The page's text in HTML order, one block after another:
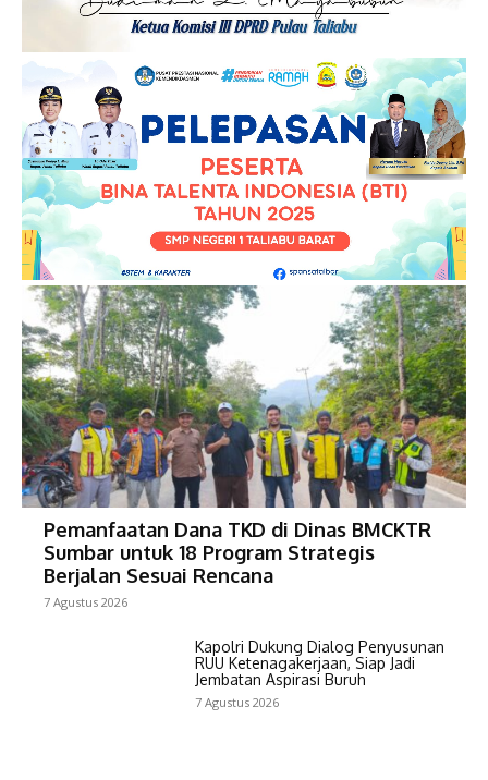
Pemanfaatan Dana TKD di Dinas BMCKTR
Sumbar untuk 18 Program Strategis
Berjalan Sesuai Rencana
7 Agustus 2026
Kapolri Dukung Dialog Penyusunan
RUU Ketenagakerjaan, Siap Jadi
Jembatan Aspirasi Buruh
7 Agustus 2026